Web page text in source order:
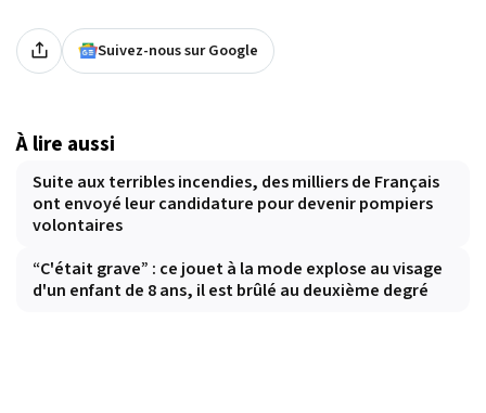
Suivez-nous sur Google
À lire aussi
Suite aux terribles incendies, des milliers de Français
ont envoyé leur candidature pour devenir pompiers
volontaires
“C'était grave” : ce jouet à la mode explose au visage
d'un enfant de 8 ans, il est brûlé au deuxième degré